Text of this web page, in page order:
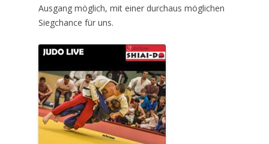
Ausgang möglich, mit einer durchaus möglichen
Siegchance für uns.